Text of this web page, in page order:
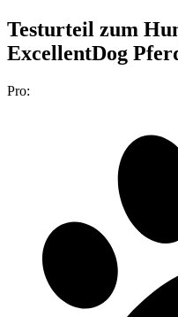
Testurteil zum
ExcellentDog
Pro: